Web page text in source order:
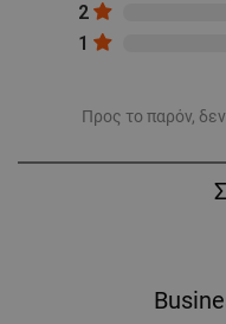
2
1
Προς το παρόν,